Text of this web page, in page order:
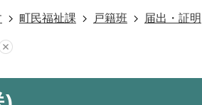
町民福祉課 戸籍班 届出・証明